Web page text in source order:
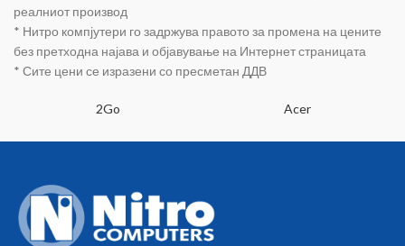
OBERON-PR-10-000000-0002-
LE
реалниот производ
* Нитро компјутери го задржува правото за промена на цените
без претходна најава и објавување на Интернет страницата
* Сите цени се изразени со пресметан ДДВ
2Go Acer